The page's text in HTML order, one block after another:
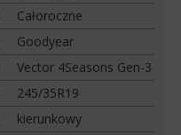
Całoroczne
Goodyear
Vector 4Seasons Gen-3
245/35R19
kierunkowy